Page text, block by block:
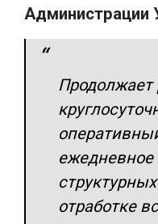
Администрации
Продолжает
ежедневное
отработке